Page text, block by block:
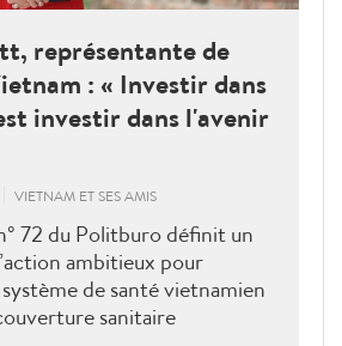
représentante de
: « Investir dans
investir dans l'avenir
VIETNAM ET SES AMIS
72 du Politburo définit un
ambitieux pour
de santé vietnamien
sanitaire